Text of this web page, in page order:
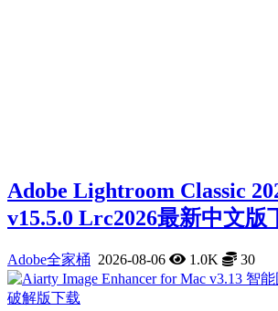
Adobe Lightroom Classic
v15.5.0 Lrc2026最新中文版
Adobe全家桶 2026-08-06 1.0K 30